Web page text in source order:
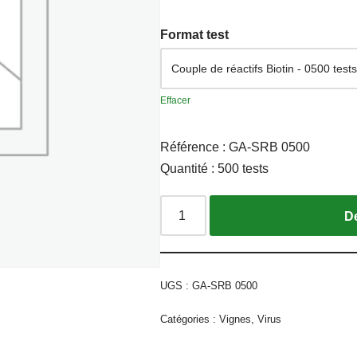
Format test
Effacer
Référence : GA-SRB 0500
Quantité : 500 tests
UGS :GA-SRB 0500
Catégories :Vignes,Virus